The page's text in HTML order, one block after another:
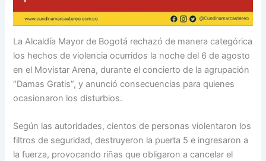
La Alcaldía Mayor de Bogotá rechazó de manera categórica
los hechos de violencia ocurridos la noche del 6 de agosto
en el Movistar Arena, durante el concierto de la agrupación
“Damas Gratis”, y anunció consecuencias para quienes
ocasionaron los disturbios.
Según las autoridades, cientos de personas violentaron los
filtros de seguridad, destruyeron la puerta 5 e ingresaron a
la fuerza, provocando riñas que obligaron a cancelar el